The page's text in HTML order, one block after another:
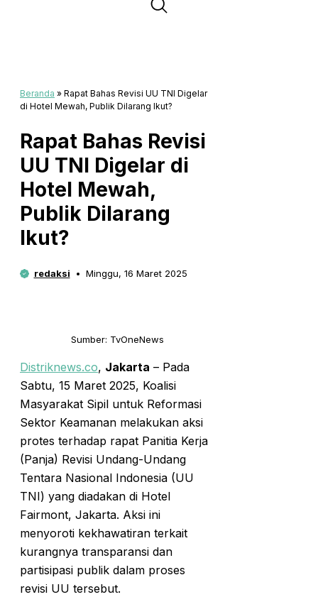
Beranda » Rapat Bahas Revisi UU TNI Digelar
di Hotel Mewah, Publik Dilarang Ikut?
Rapat Bahas Revisi
UU TNI Digelar di
Hotel Mewah,
Publik Dilarang
Ikut?
redaksi Minggu, 16 Maret 2025
Sumber: TvOneNews
Distriknews.co, Jakarta – Pada
Sabtu, 15 Maret 2025, Koalisi
Masyarakat Sipil untuk Reformasi
Sektor Keamanan melakukan aksi
protes terhadap rapat Panitia Kerja
(Panja) Revisi Undang-Undang
Tentara Nasional Indonesia (UU
TNI) yang diadakan di Hotel
Fairmont, Jakarta. Aksi ini
menyoroti kekhawatiran terkait
kurangnya transparansi dan
partisipasi publik dalam proses
revisi UU tersebut.